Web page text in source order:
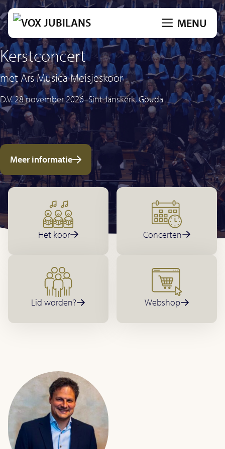
Ga
naar
de
inhoud
MENU
Kerstconcert
met Ars Musica Meisjeskoor
D.V. 28 november 2026–Sint Janskerk, Gouda
Meer informatie
Het koor Concerten
Lid worden? Webshop